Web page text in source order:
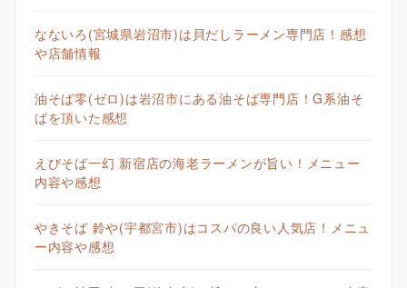
なないろ(宮城県岩沼市)は貝だしラーメン専門店！感想
や店舗情報
油そば零(ゼロ)は岩沼市にある油そば専門店！G系油そ
ばを頂いた感想
えびそば一幻 新宿店の海老ラーメンが旨い！メニュー
内容や感想
やきそば 鈴や(宇都宮市)はコスパの良い人気店！メニュ
ー内容や感想